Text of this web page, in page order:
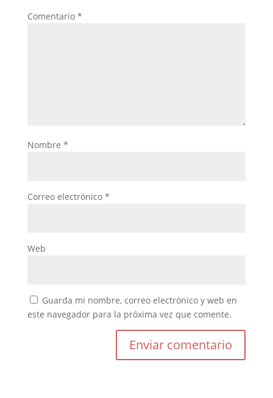
Comentario *
Nombre *
Correo electrónico *
Web
Guarda mi nombre, correo electrónico y web en
este navegador para la próxima vez que comente.